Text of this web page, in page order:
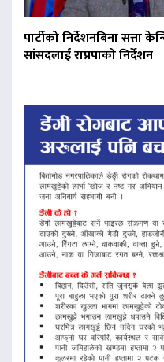
पार्टीको निर्देशनबिना सत्ता
सांसदलाई राप्रपाको निर्देशन